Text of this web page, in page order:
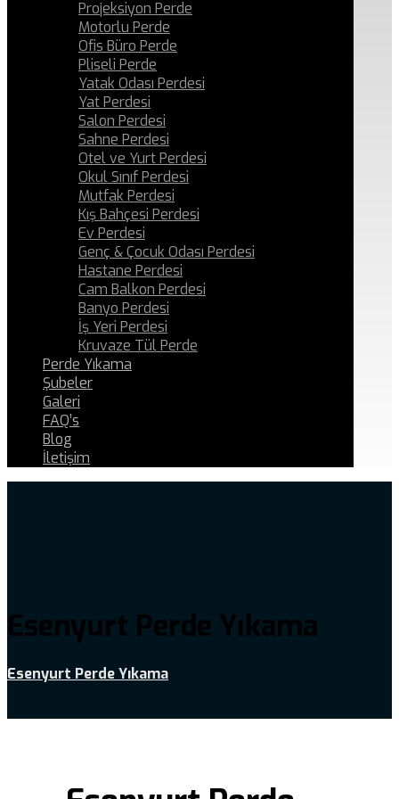
Projeksiyon Perde
Motorlu Perde
Ofis Büro Perde
Pliseli Perde
Yatak Odası Perdesi
Yat Perdesi
Salon Perdesi
Sahne Perdesi
Otel ve Yurt Perdesi
Okul Sınıf Perdesi
Mutfak Perdesi
Kış Bahçesi Perdesi
Ev Perdesi
Genç & Çocuk Odası Perdesi
Hastane Perdesi
Cam Balkon Perdesi
Banyo Perdesi
İş Yeri Perdesi
Kruvaze Tül Perde
Perde Yıkama
Şubeler
Galeri
FAQ’s
Blog
İletişim
Esenyurt Perde Yıkama
Esenyurt Perde Yıkama